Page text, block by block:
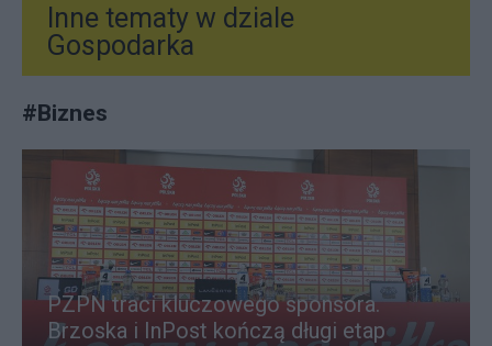
Inne tematy w dziale
Gospodarka
#Biznes
PZPN traci kluczowego sponsora.
Brzoska i InPost kończą długi etap